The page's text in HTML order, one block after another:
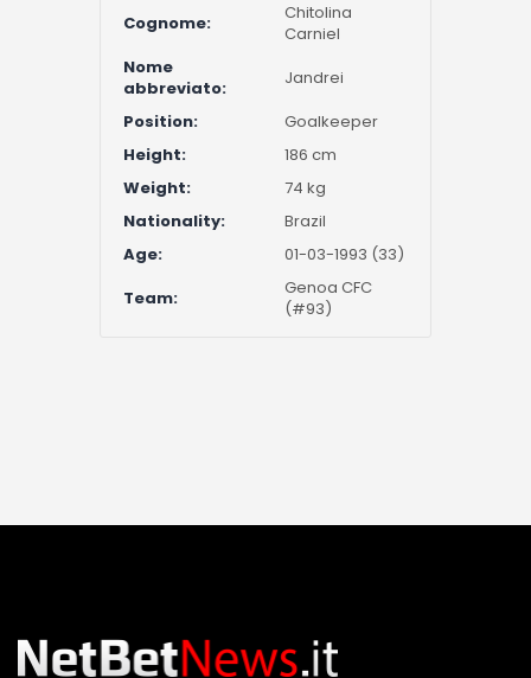
Cognome:
Chitolina
Carniel
Nome
abbreviato:
Jandrei
Position:
Goalkeeper
Height:
186 cm
Weight:
74 kg
Nationality:
Brazil
Age:
01-03-1993 (33)
Team:
Genoa CFC
(#93)